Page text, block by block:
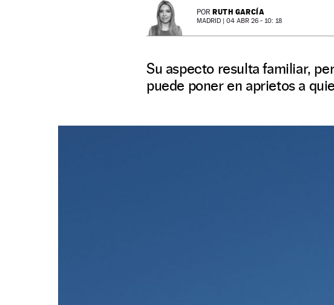
POR RUTH GARCÍA
MADRID | 04 ABR 26 - 10: 18
Su aspecto resulta familiar,
puede poner en aprietos a